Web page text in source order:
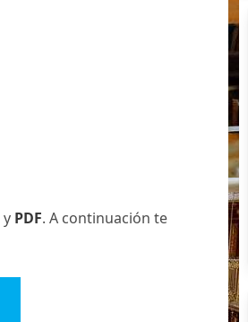
y PDF. A continuación te